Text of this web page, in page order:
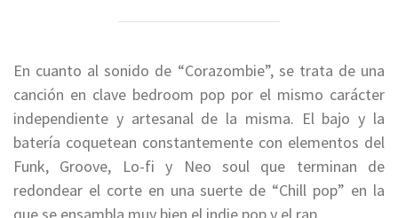
En cuanto al sonido de “Corazombie”, se trata de una
canción en clave bedroom pop por el mismo carácter
independiente y artesanal de la misma. El bajo y la
batería coquetean constantemente con elementos del
Funk, Groove, Lo-fi y Neo soul que terminan de
redondear el corte en una suerte de “Chill pop” en la
que se ensambla muy bien el indie pop y el rap.